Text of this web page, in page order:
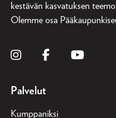
kestävän kasvatuksen
Olemme osa
Palvelut
Kumppaniksi